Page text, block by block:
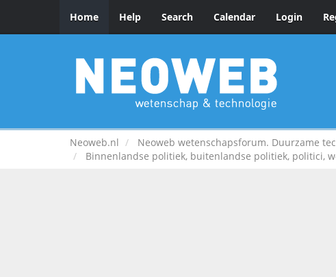
Home Help Search Calendar Login
Neoweb.nl
Neoweb wetenschapsforum. Duurzame
Binnenlandse politiek, buitenlandse politiek, politici,